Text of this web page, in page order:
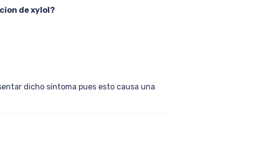
de xylol?
dicho síntoma pues esto causa una